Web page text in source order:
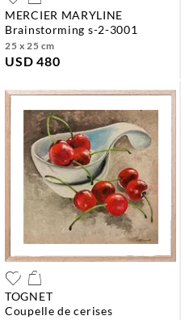
MERCIER MARYLINE
brainstorming s-2-3001
25 x 25 cm
USD 480
TOGNET
coupelle de cerises